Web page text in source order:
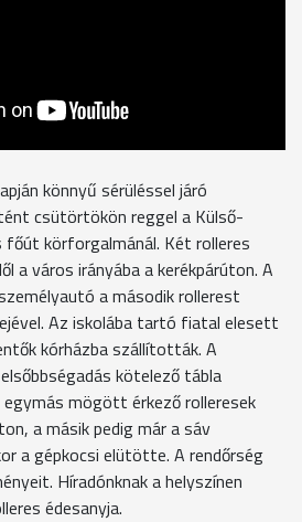
könnyű sérüléssel járó
csütörtökön reggel a Külső-
körforgalmánál. Két rolleres
város irányába a kerékpárúton. A
a második rollerest
Az iskolába tartó fiatal elesett
kórházba szállították. A
kötelező tábla
mögött érkező rolleresek
a másik pedig már a sáv
a gépkocsi elütötte. A rendőrség
Híradónknak a helyszínen
édesanyja.